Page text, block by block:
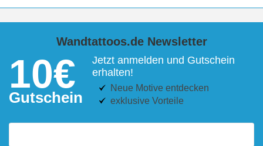
Wandtattoos.de Newsletter
10€
Gutschein
Jetzt anmelden und Gutschein
erhalten!
Neue Motive entdecken
exklusive Vorteile